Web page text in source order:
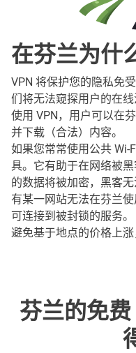
在芬兰为什
VPN 将保护您的隐私免
们将无法窥探用户的在线
使用 VPN，用户可以在
并下载（合法）内容。
如果您常常使用公共 Wi-
具。它有助于在网络被
的数据将被加密，黑客无
有某一网站无法在芬兰
可连接到被封锁的服务。
避免基于地点的价格上涨
芬兰的免